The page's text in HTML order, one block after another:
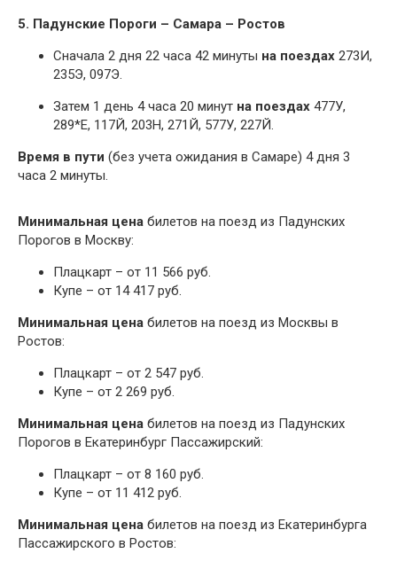
5. Падунские Пороги – Самара – Ростов
Сначала 2 дня 22 часа 42 минуты на поездах 273И,
235Э, 097Э.
Затем 1 день 4 часа 20 минут на поездах 477У,
289*Е, 117Й, 203Н, 271Й, 577У, 227Й.
Время в пути (без учета ожидания в Самаре) 4 дня 3
часа 2 минуты.
Минимальная цена билетов на поезд из Падунских
Порогов в Москву:
Плацкарт – от 11 566 руб.
Купе – от 14 417 руб.
Минимальная цена билетов на поезд из Москвы в
Ростов:
Плацкарт – от 2 547 руб.
Купе – от 2 269 руб.
Минимальная цена билетов на поезд из Падунских
Порогов в Екатеринбург Пассажирский:
Плацкарт – от 8 160 руб.
Купе – от 11 412 руб.
Минимальная цена билетов на поезд из Екатеринбурга
Пассажирского в Ростов: